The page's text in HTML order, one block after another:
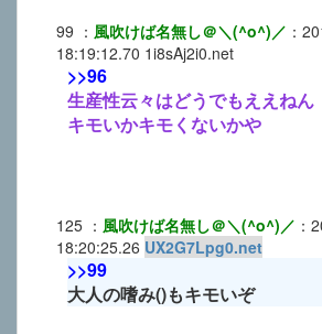
99 ： 風吹けば名無し＠＼(^o^)／ ：
18:19:12.70 1i8sAj2i0.net
>>96
生産性云々はどうでもええねん
キモいかキモくないかや
125 ： 風吹けば名無し＠＼(^o^)／ ：
18:20:25.26 UX2G7Lpg0.net
>>99
大人の嗜み()もキモいぞ